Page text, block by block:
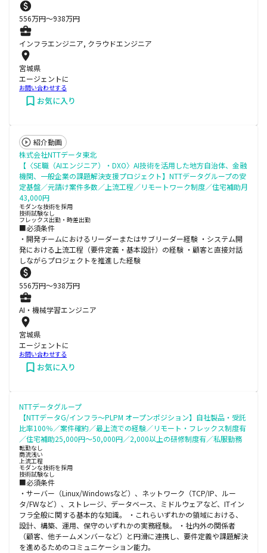
556万円〜938万円
インフラエンジニア, クラウドエンジニア
宮城県
エージェントに
お問い合わせする
お気に入り
紹介動画
株式会社NTTデータ東北
【〈SE職（AIエンジニア）・DXO〉AI技術を活用した地方自治体、金融
機関、一般企業の課題解決支援プロジェクト】NTTデータグループの安
定基盤／元請け案件多数／上流工程／リモートワーク制度／住宅補助月
43,000円
モダンな技術を採用
技術試験なし
フレックス出勤・時差出勤
■必須条件
・開発チームにおけるリーダーまたはサブリーダー経験 ・システム開
発における上流工程（要件定義・基本設計）の経験 ・顧客と直接対話
しながらプロジェクトを推進した経験
556万円〜938万円
AI・機械学習エンジニア
宮城県
エージェントに
お問い合わせする
お気に入り
NTTデータグループ
【NTTデータG/インフラ～PLPM オープンポジション】自社製品・受託
比率100％／案件確約／最上流での経験／リモート・フレックス制度有
／住宅補助25,000円～50,000円／2,000以上の研修制度有／私服勤務
転勤なし
商流浅い
上流工程
モダンな技術を採用
技術試験なし
■必須条件
・サーバー（Linux/Windowsなど）、ネットワーク（TCP/IP、ルー
タ/FWなど）、ストレージ、データベース、ミドルウェアなど、ITイン
フラ全般に関する基本的な知識。 ・これらいずれかの領域における、
設計、構築、運用、保守のいずれかの実務経験。 ・社内外の関係者
（顧客、他チームメンバーなど）と円滑に連携し、要件定義や課題解決
を進めるためのコミュニケーション能力。